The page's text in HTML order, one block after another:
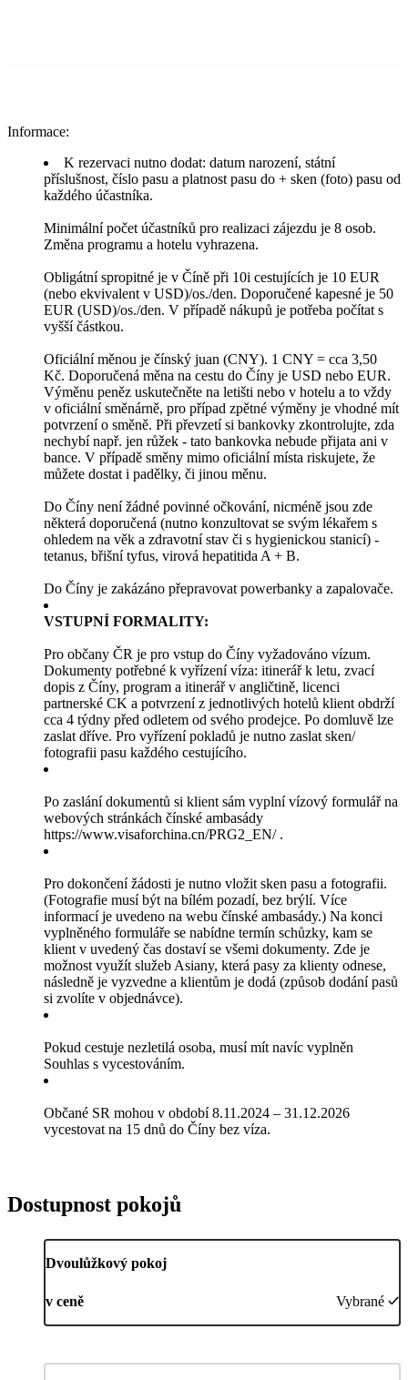
Informace:
K rezervaci nutno dodat: datum narození, státní
příslušnost, číslo pasu a platnost pasu do + sken (foto) pasu od
každého účastníka.
Minimální počet účastníků pro realizaci zájezdu je 8 osob.
Změna programu a hotelu vyhrazena.
Obligátní spropitné je v Číně při 10i cestujících je 10 EUR
(nebo ekvivalent v USD)/os./den. Doporučené kapesné je 50
EUR (USD)/os./den. V případě nákupů je potřeba počítat s
vyšší částkou.
Oficiální měnou je čínský juan (CNY). 1 CNY = cca 3,50
Kč. Doporučená měna na cestu do Číny je USD nebo EUR.
Výměnu peněz uskutečněte na letišti nebo v hotelu a to vždy
v oficiální směnárně, pro případ zpětné výměny je vhodné mít
potvrzení o směně. Při převzetí si bankovky zkontrolujte, zda
nechybí např. jen růžek - tato bankovka nebude přijata ani v
bance. V případě směny mimo oficiální místa riskujete, že
můžete dostat i padělky, či jinou měnu.
Do Číny není žádné povinné očkování, nicméně jsou zde
některá doporučená (nutno konzultovat se svým lékařem s
ohledem na věk a zdravotní stav či s hygienickou stanicí) -
tetanus, břišní tyfus, virová hepatitida A + B.
Do Číny je zakázáno přepravovat powerbanky a zapalovače.
VSTUPNÍ FORMALITY:
Pro občany ČR je pro vstup do Číny vyžadováno vízum.
Dokumenty potřebné k vyřízení víza: itinerář k letu, zvací
dopis z Číny, program a itinerář v angličtině, licenci
partnerské CK a potvrzení z jednotlivých hotelů klient obdrží
cca 4 týdny před odletem od svého prodejce. Po domluvě lze
zaslat dříve. Pro vyřízení pokladů je nutno zaslat sken/
fotografii pasu každého cestujícího.
Po zaslání dokumentů si klient sám vyplní vízový formulář na
webových stránkách čínské ambasády
https://www.visaforchina.cn/PRG2_EN/ .
Pro dokončení žádosti je nutno vložit sken pasu a fotografii.
(Fotografie musí být na bílém pozadí, bez brýlí. Více
informací je uvedeno na webu čínské ambasády.) Na konci
vyplněného formuláře se nabídne termín schůzky, kam se
klient v uvedený čas dostaví se všemi dokumenty. Zde je
možnost využít služeb Asiany, která pasy za klienty odnese,
následně je vyzvedne a klientům je dodá (způsob dodání pasů
si zvolíte v objednávce).
Pokud cestuje nezletilá osoba, musí mít navíc vyplněn
Souhlas s vycestováním.
Občané SR mohou v období 8.11.2024 – 31.12.2026
vycestovat na 15 dnů do Číny bez víza.
Dostupnost pokojů
Dvoulůžkový pokoj
v ceně Vybrané